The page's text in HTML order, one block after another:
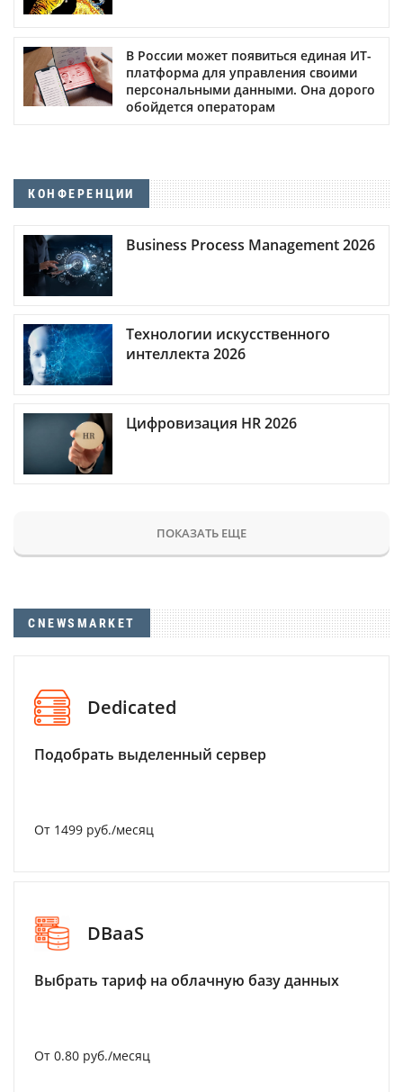
В России может появиться единая ИТ-
платформа для управления своими
персональными данными. Она дорого
обойдется операторам
КОНФЕРЕНЦИИ
Business Process Management 2026
Технологии искусственного
интеллекта 2026
Цифровизация HR 2026
ПОКАЗАТЬ ЕЩЕ
CNEWSMARKET
Dedicated
Подобрать выделенный сервер
От 1499 руб./месяц
DBaaS
Выбрать тариф на облачную базу данных
От 0.80 руб./месяц